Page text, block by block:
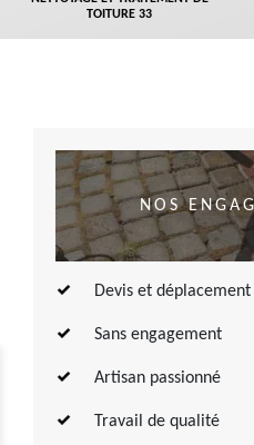
TOITURE 33
NOS
Devis et
Sans engagement
Artisan passionné
Travail de qualité